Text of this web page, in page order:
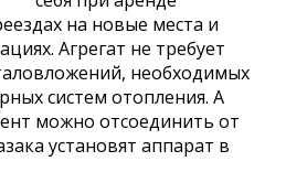
на новые места и
Агрегат не требует
необходимых
систем отопления. А
можно отсоединить от
установят аппарат в